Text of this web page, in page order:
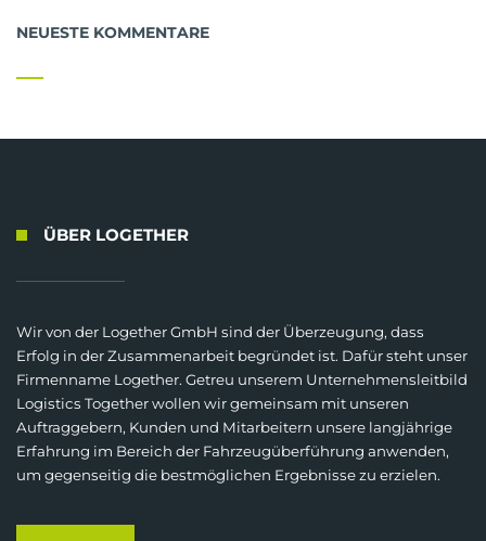
NEUESTE KOMMENTARE
ÜBER LOGETHER
Wir von der Logether GmbH sind der Überzeugung, dass
Erfolg in der Zusammenarbeit begründet ist. Dafür steht unser
Firmenname Logether. Getreu unserem Unternehmensleitbild
Logistics Together wollen wir gemeinsam mit unseren
Auftraggebern, Kunden und Mitarbeitern unsere langjährige
Erfahrung im Bereich der Fahrzeugüberführung anwenden,
um gegenseitig die bestmöglichen Ergebnisse zu erzielen.